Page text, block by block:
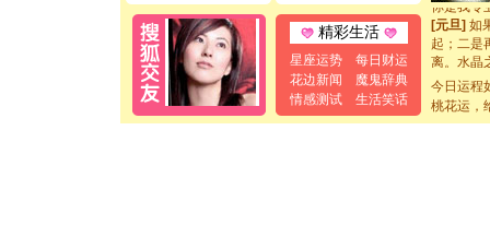
精彩生活
星座运势
每日财运
花边新闻
魔鬼辞典
情感测试
生活笑话
[元旦]如
起；二是
离。水晶
[元旦]当
泣，这痛
卖了。水
[春节]风
今日运程
桃花运，